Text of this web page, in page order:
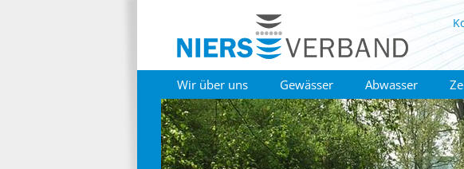
Wir über uns Gewässer Abwasser